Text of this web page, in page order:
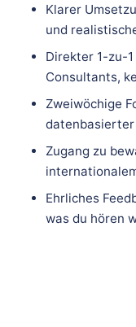
Klarer
und
Direkter 1-zu-
Consultants,
Zweiwöchige
Zugang zu
Ehrliches
was du hören